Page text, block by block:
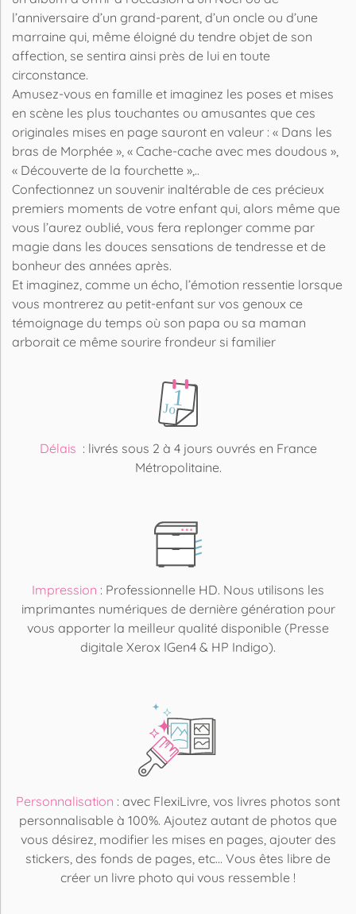
l’anniversaire d’un grand-parent, d’un oncle ou d’une
marraine qui, même éloigné du tendre objet de son
affection, se sentira ainsi près de lui en toute
circonstance.
Amusez-vous en famille et imaginez les poses et mises
en scène les plus touchantes ou amusantes que ces
originales mises en page sauront en valeur : « Dans les
bras de Morphée », « Cache-cache avec mes doudous »,
« Découverte de la fourchette »,..
Confectionnez un souvenir inaltérable de ces précieux
premiers moments de votre enfant qui, alors même que
vous l’aurez oublié, vous fera replonger comme par
magie dans les douces sensations de tendresse et de
bonheur des années après.
Et imaginez, comme un écho, l’émotion ressentie lorsque
vous montrerez au petit-enfant sur vos genoux ce
témoignage du temps où son papa ou sa maman
arborait ce même sourire frondeur si familier
Délais : livrés sous 2 à 4 jours ouvrés en France
Métropolitaine.
Impression : Professionnelle HD. Nous utilisons les
imprimantes numériques de dernière génération pour
vous apporter la meilleur qualité disponible (Presse
digitale Xerox IGen4 & HP Indigo).
Personnalisation : avec FlexiLivre, vos livres photos sont
personnalisable à 100%. Ajoutez autant de photos que
vous désirez, modifier les mises en pages, ajouter des
stickers, des fonds de pages, etc... Vous êtes libre de
créer un livre photo qui vous ressemble !